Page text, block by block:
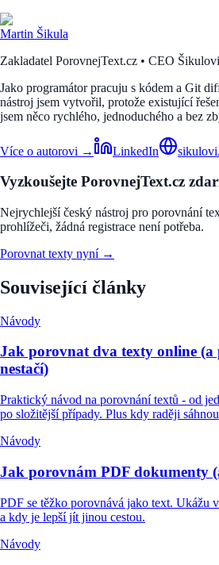
Martin Šikula
Zakladatel PorovnejText.cz • CEO
Jako programátor pracuju s kódem a Git
nástroj jsem vytvořil, protože existující
jsem něco rychlého, jednoduchého a bez
Více o autorovi → LinkedIn
Vyzkoušejte PorovnejText.cz
Nejrychlejší český nástroj pro porovnání
prohlížeči, žádná registrace není potřeba.
Porovnat texty nyní →
Související články
Návody
Jak porovnat dva texty online (a
nestačí)
Praktický návod na porovnání textů - od
po složitější případy. Plus kdy raději
Návody
Jak porovnám PDF dokumenty
PDF se těžko porovnává jako text. Ukážu
a kdy je lepší jít jinou cestou.
Návody